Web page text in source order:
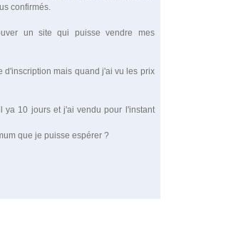
confirmés.
un site qui puisse vendre mes
d'inscription mais quand j'ai vu les prix
ya 10 jours et j'ai vendu pour l'instant
que je puisse espérer ?